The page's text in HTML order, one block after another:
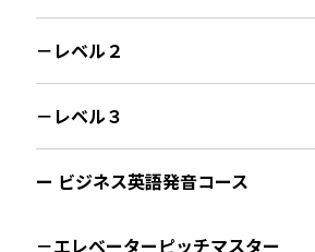
－レベル２
－レベル３
ー ビジネス英語発音コース
－エレベーターピッチマスター